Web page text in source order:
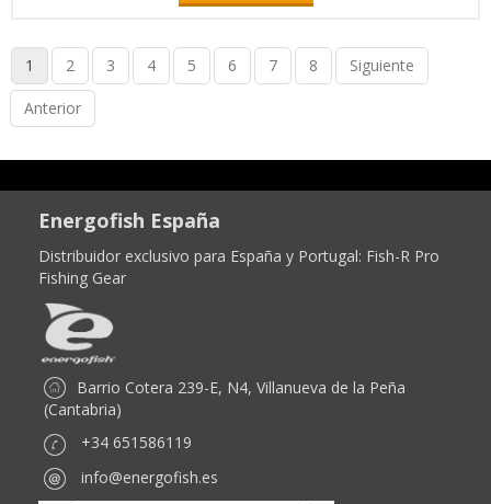
1 2 3 4 5 6 7 8 Siguiente
Anterior
Energofish España
Distribuidor exclusivo para España y Portugal: Fish-R Pro
Fishing Gear
Barrio Cotera 239-E, N4, Villanueva de la Peña
(Cantabria)
+34 651586119
info@energofish.es